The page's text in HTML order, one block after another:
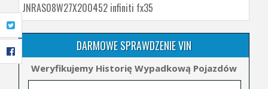
JNRAS08W27X200452 infiniti fx35
DARMOWE SPRAWDZENIE VIN
Weryfikujemy Historię Wypadkową Pojazdów